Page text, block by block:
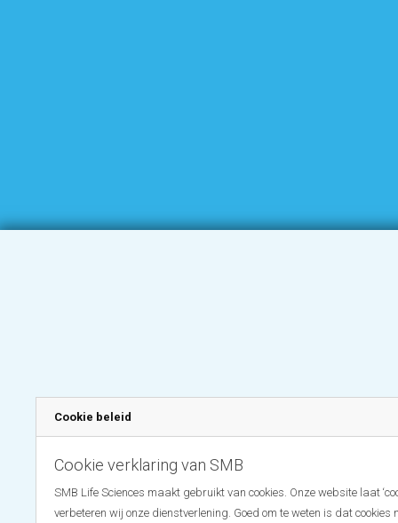
Cookie beleid
Cookie verklaring van SMB
SMB Life Sciences maakt gebruikt van cookies. Onze website laat
verbeteren wij onze dienstverlening. Goed om te weten is dat